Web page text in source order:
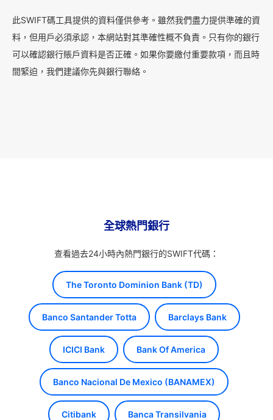
此SWIFT碼工具提供的資料僅供參考。雖然我們盡力提供準確的資
料，但用戶必須承認，本網站對其準確性概不負責。只有你的銀行
可以確認銀行賬戶資料是否正確。如果你要繳付重要款項，而且時
間緊迫，我們建議你先與銀行聯絡。
全球熱門銀行
查看過去24小時內熱門銀行的SWIFT代碼：
The Toronto Dominion Bank (TD)
Banco Santander Totta Barclays Bank
ICICI Bank Bank Of America
Banco Nacional De Mexico (BANAMEX)
Citibank Banca Transilvania